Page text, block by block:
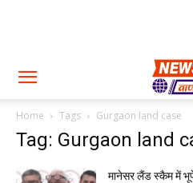
Home Tags Gurgaon land case
Tag: Gurgaon land
मानेसर लैंड स्कैम में